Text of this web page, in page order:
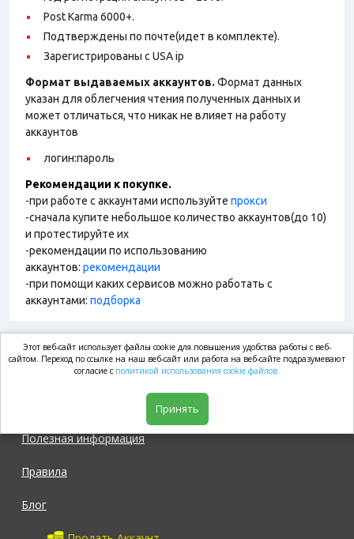
Post Karma 6000+.
Подтверждены по почте(идет в комплекте).
Зарегистрированы с USA ip
Формат выдаваемых аккаунтов. Формат данных
указан для облегчения чтения полученных данных и
может отличаться, что никак не влияет на работу
аккаунтов
логин:пароль
Рекомендации к покупке.
-при работе с аккаунтами используйте прокси
-сначала купите небольшое количество аккаунтов(до 10)
и протестируйте их
-рекомендации по использованию
аккаунтов: рекомендации
-при помощи каких сервисов можно работать с
аккаунтами: подборка
market.com
Полезная информация
Правила
Блог
Этот веб-сайт использует файлы cookie для повышения удобства работы с веб-
сайтом. Переход по ссылке на наш веб-сайт или работа на веб-сайте подразумевают
согласие с политикой использования cookie файлов.
Принять